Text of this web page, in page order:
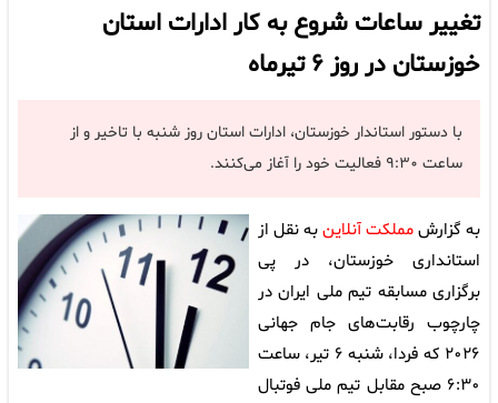
تغییر ساعات شروع به کار ادارات استان
خوزستان در روز ۶ تیرماه
با دستور استاندار خوزستان، ادارات استان روز شنبه با تاخیر و از
ساعت ۹:۳۰ فعالیت خود را آغاز می‌کنند.
به گزارشمملکت آنلاینبه نقل از
استانداری خوزستان، در پی
برگزاری مسابقه تیم ملی ایران در
چارچوب رقابت‌های جام جهانی
۲۰۲۶ که فردا، شنبه ۶ تیر، ساعت
۶:۳۰ صبح مقابل تیم ملی فوتبال